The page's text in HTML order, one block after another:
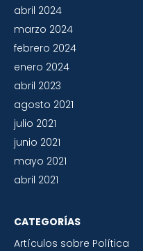
abril 2024
marzo 2024
febrero 2024
enero 2024
abril 2023
agosto 2021
julio 2021
junio 2021
mayo 2021
abril 2021
CATEGORÍAS
Artículos sobre Política